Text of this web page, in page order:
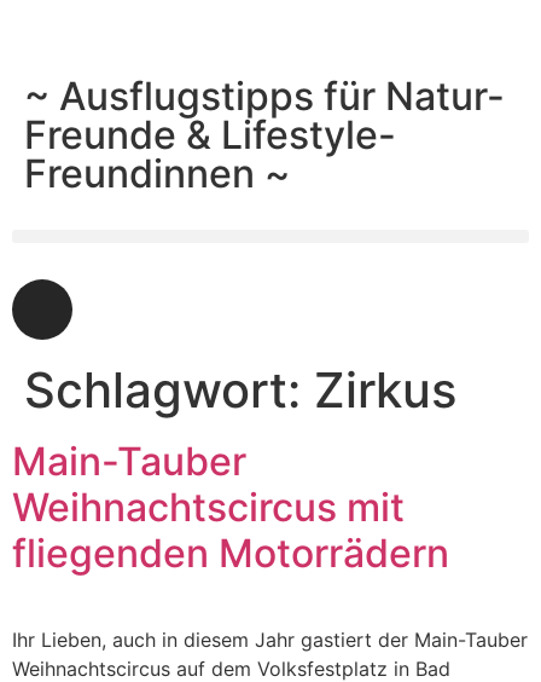
~ Ausflugstipps für Natur-
Freunde & Lifestyle-
Freundinnen ~
Schlagwort: Zirkus
Main-Tauber
Weihnachtscircus mit
fliegenden Motorrädern
Ihr Lieben, auch in diesem Jahr gastiert der Main-Tauber
Weihnachtscircus auf dem Volksfestplatz in Bad